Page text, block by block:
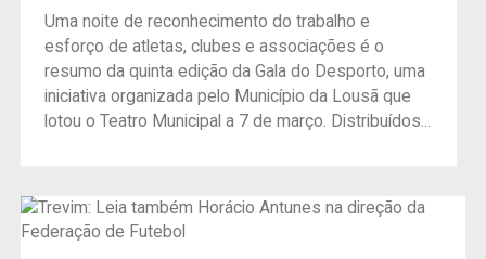
Uma noite de reconhecimento do trabalho e
esforço de atletas, clubes e associações é o
resumo da quinta edição da Gala do Desporto, uma
iniciativa organizada pelo Município da Lousã que
lotou o Teatro Municipal a 7 de março. Distribuídos...